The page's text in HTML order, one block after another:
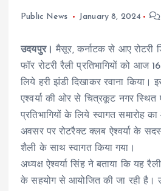
Public News January 8, 2024
उदयपुर।
मैसूर, कर्नाटक से आए रोटरी
फॉर रोटरी रैली प्रतिभागियों को आज
लिये हरी झंडी दिखाकर रवाना किया।
एश्वर्या की ओर से चित्रकूट नगर स्थित
प्रतिभागियों के लिये स्वागत समारोह
अवसर पर रोटरैक्ट क्लब ऐश्वर्या के
शैली के साथ स्वागत किया गया।
अध्यक्ष ऐश्वर्या सिंह ने बताया कि यह
के सहयोग से आयोजित की जा रही है।